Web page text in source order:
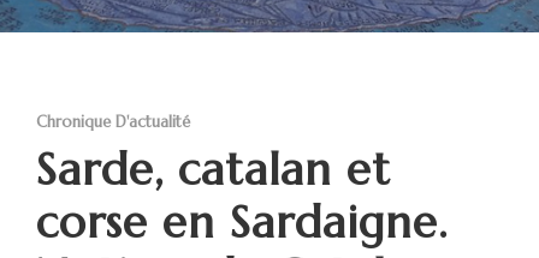
Chronique D'actualité
Sarde, catalan et
corse en Sardaigne.